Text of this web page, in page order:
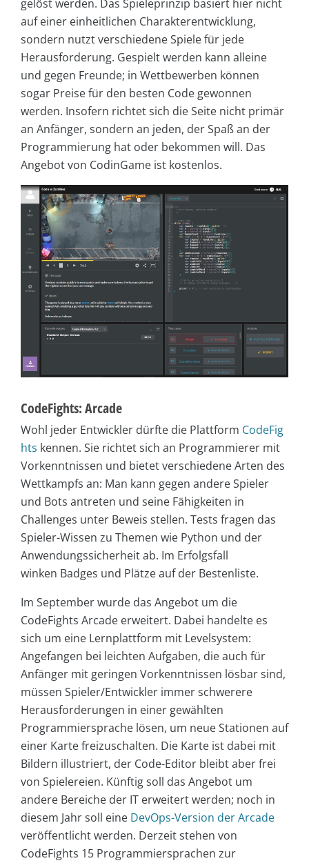
gelöst werden. Das Spieleprinzip basiert hier nicht
auf einer einheitlichen Charakterentwicklung,
sondern nutzt verschiedene Spiele für jede
Herausforderung. Gespielt werden kann alleine
und gegen Freunde; in Wettbewerben können
sogar Preise für den besten Code gewonnen
werden. Insofern richtet sich die Seite nicht primär
an Anfänger, sondern an jeden, der Spaß an der
Programmierung hat oder bekommen will. Das
Angebot von CodinGame ist kostenlos.
CodeFights: Arcade
Wohl jeder Entwickler dürfte die Plattform CodeFig
hts kennen. Sie richtet sich an Programmierer mit
Vorkenntnissen und bietet verschiedene Arten des
Wettkampfs an: Man kann gegen andere Spieler
und Bots antreten und seine Fähigkeiten in
Challenges unter Beweis stellen. Tests fragen das
Spieler-Wissen zu Themen wie Python und der
Anwendungssicherheit ab. Im Erfolgsfall
winken Badges und Plätze auf der Bestenliste.
Im September wurde das Angebot um die
CodeFights Arcade erweitert. Dabei handelte es
sich um eine Lernplattform mit Levelsystem:
Angefangen bei leichten Aufgaben, die auch für
Anfänger mit geringen Vorkenntnissen lösbar sind,
müssen Spieler/Entwickler immer schwerere
Herausforderungen in einer gewählten
Programmiersprache lösen, um neue Stationen auf
einer Karte freizuschalten. Die Karte ist dabei mit
Bildern illustriert, der Code-Editor bleibt aber frei
von Spielereien. Künftig soll das Angebot um
andere Bereiche der IT erweitert werden; noch in
diesem Jahr soll eine DevOps-Version der Arcade
veröffentlicht werden. Derzeit stehen von
CodeFights 15 Programmiersprachen zur